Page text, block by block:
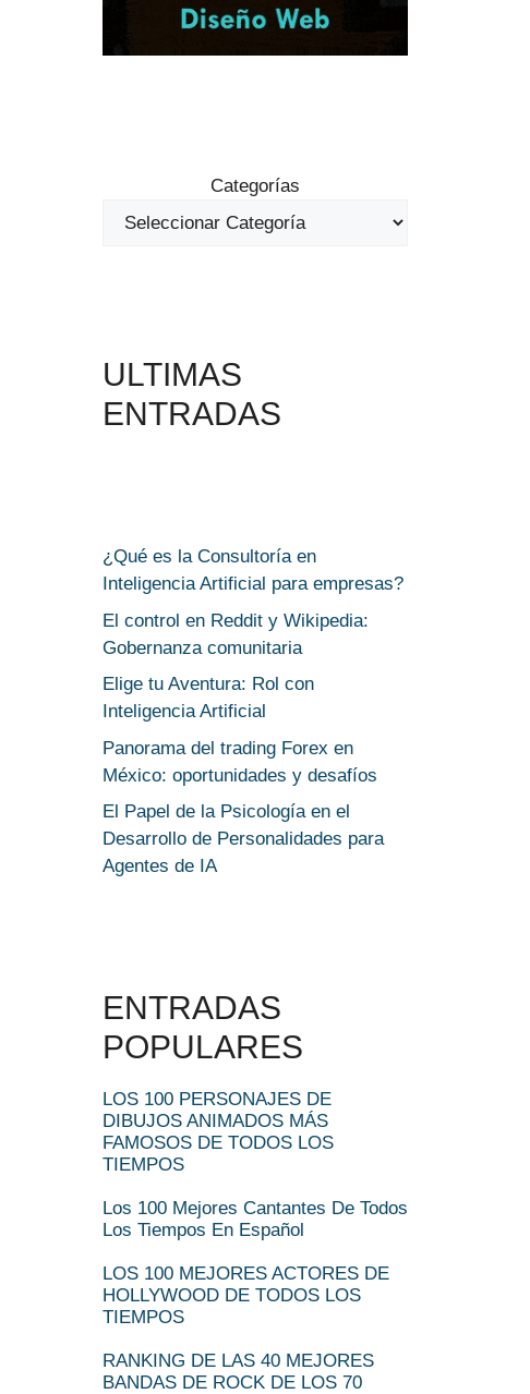
Categorías
ULTIMAS
ENTRADAS
¿Qué es la Consultoría en
Inteligencia Artificial para empresas?
El control en Reddit y Wikipedia:
Gobernanza comunitaria
Elige tu Aventura: Rol con
Inteligencia Artificial
Panorama del trading Forex en
México: oportunidades y desafíos
El Papel de la Psicología en el
Desarrollo de Personalidades para
Agentes de IA
ENTRADAS
POPULARES
LOS 100 PERSONAJES DE
DIBUJOS ANIMADOS MÁS
FAMOSOS DE TODOS LOS
TIEMPOS
Los 100 Mejores Cantantes De Todos
Los Tiempos En Español
LOS 100 MEJORES ACTORES DE
HOLLYWOOD DE TODOS LOS
TIEMPOS
RANKING DE LAS 40 MEJORES
BANDAS DE ROCK DE LOS 70